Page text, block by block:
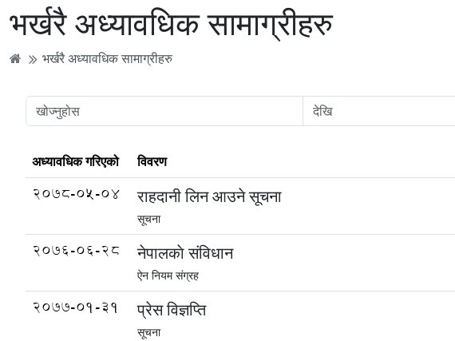
भर्खरै अध्यावधिक सामाग्रीहरु
भर्खरै अध्यावधिक सामाग्रीहरु
अध्यावधिक गरिएको विवरण
2078-05-04 राहदानी लिन आउने सूचना
सूचना
2076-06-28 नेपालकाे संविधान
ऐन नियम संग्रह
2077-01-31 प्रेस विज्ञप्ति
सूचना